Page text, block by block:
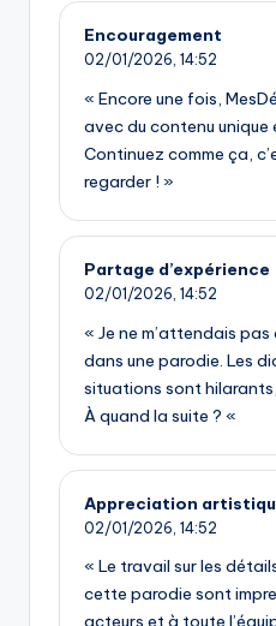
Encouragement
02/01/2026, 14:52
« Encore une fois,
avec du contenu unique
Continuez comme ça,
regarder ! »
Partage d’expérience
02/01/2026, 14:52
« Je ne m’attendais
dans une parodie. Les
situations sont
À quand la suite ? «
Appreciation
02/01/2026, 14:52
« Le travail sur les
cette parodie sont
acteurs et à toute